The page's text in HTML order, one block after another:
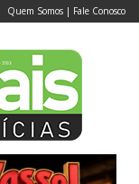
Quem Somos | Fale Conosco